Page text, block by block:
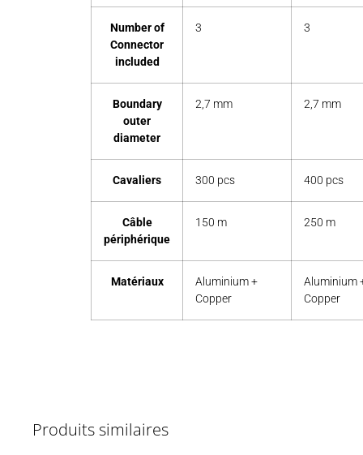
Number of
Connector
included
3 3
Boundary
outer
diameter
2,7 mm 2,7 mm
Cavaliers 300 pcs 400 pcs
Câble
périphérique
150 m 250 m
Matériaux
Aluminium +
Copper
Aluminium
Copper
Produits similaires